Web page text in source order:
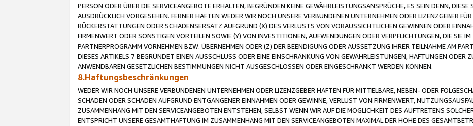
PERSON ODER ÜBER DIE SERVICEANGEBOTE ERHALTEN, BEGRÜNDEN KEINE GEWÄHRLEISTUNGSANSPRÜCHE, ES SEIN DENN, DIESE
AUSDRÜCKLICH VORGESEHEN. FERNER HAFTEN WEDER WIR NOCH UNSERE VERBUNDENEN UNTERNEHMEN ODER LIZENZGEBER
RÜCKERSTATTUNGEN ODER SCHADENSERSATZ AUFGRUND (X) DES VERLUSTS VON VORAUSSICHTLICHEN GEWINNEN ODER
FIRMENWERT ODER SONSTIGEN VORTEILEN SOWIE (Y) VON INVESTITIONEN, AUFWENDUNGEN ODER VERPFLICHTUNGEN, DIE SIE
PARTNERPROGRAMM VORNEHMEN BZW. ÜBERNEHMEN ODER (Z) DER BEENDIGUNG ODER AUSSETZUNG IHRER TEILNAHME AM
DIESES ARTIKELS 7 BEGRÜNDET EINEN AUSSCHLUSS ODER EINE EINSCHRÄNKUNG VON GEWÄHRLEISTUNGEN, HAFTUNGEN ODER
ANWENDBAREN GESETZLICHEN BESTIMMUNGEN NICHT AUSGESCHLOSSEN ODER EINGESCHRÄNKT WERDEN KÖNNEN.
8.Haftungsbeschränkungen
WEDER WIR NOCH UNSERE VERBUNDENEN UNTERNEHMEN ODER LIZENZGEBER HAFTEN FÜR MITTELBARE, NEBEN- ODER
SCHÄDEN ODER SCHÄDEN AUFGRUND ENTGANGENER EINNAHMEN ODER GEWINNE, VERLUST VON FIRMENWERT,
ZUSAMMENHANG MIT DEN SERVICEANGEBOTEN ENTSTEHEN, SELBST WENN WIR AUF DIE MÖGLICHKEIT DES AUFTRETENS
ENTSPRICHT UNSERE GESAMTHAFTUNG IM ZUSAMMENHANG MIT DEN SERVICEANGEBOTEN MAXIMAL DER HÖHE DES